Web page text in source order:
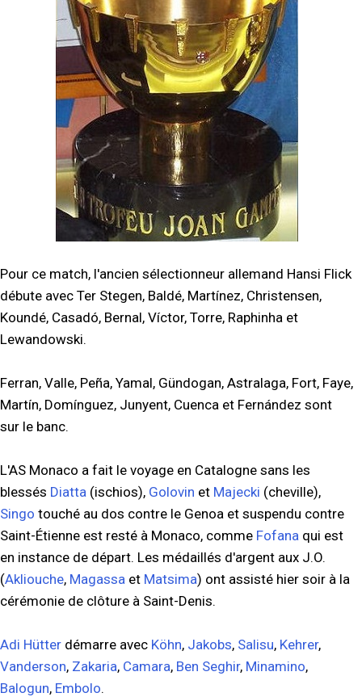
Pour ce match, l'ancien sélectionneur allemand Hansi Flick
débute avec Ter Stegen, Baldé, Martínez, Christensen,
Koundé, Casadó, Bernal, Víctor, Torre, Raphinha et
Lewandowski.
Ferran, Valle, Peña, Yamal, Gündogan, Astralaga, Fort, Faye,
Martín, Domínguez, Junyent, Cuenca et Fernández sont
sur le banc.
L'AS Monaco a fait le voyage en Catalogne sans les
blessés Diatta (ischios), Golovin et Majecki (cheville),
Singo touché au dos contre le Genoa et suspendu contre
Saint-Étienne est resté à Monaco, comme Fofana qui est
en instance de départ. Les médaillés d'argent aux J.O.
(Akliouche, Magassa et Matsima) ont assisté hier soir à la
cérémonie de clôture à Saint-Denis.
Adi Hütter démarre avec Köhn, Jakobs, Salisu, Kehrer,
Vanderson, Zakaria, Camara, Ben Seghir, Minamino,
Balogun, Embolo.